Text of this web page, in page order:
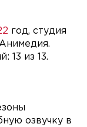
год, студия
13 из 13.
озвучку в